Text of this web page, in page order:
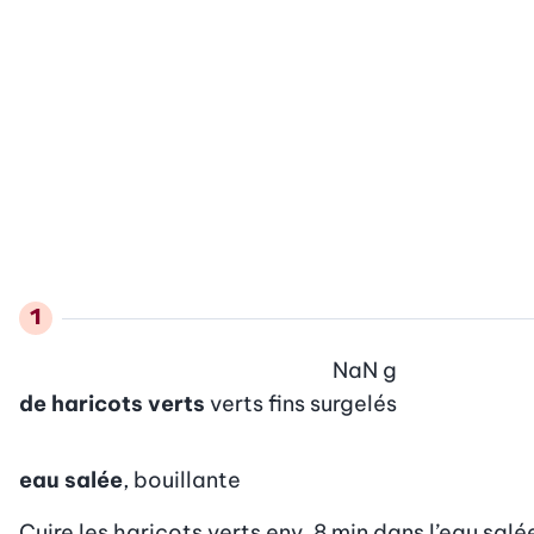
de haricots verts verts fins surgelés
NaN g
eau salée, bouillante